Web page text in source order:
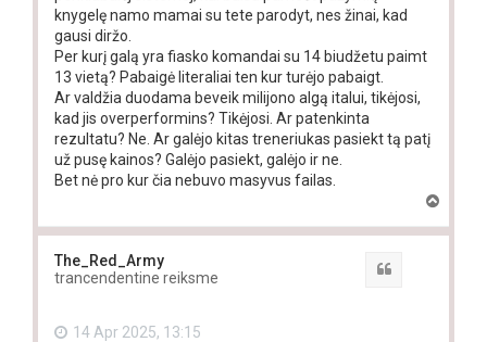
knygelę namo mamai su tete parodyt, nes žinai, kad
gausi diržo.
Per kurį galą yra fiasko komandai su 14 biudžetu paimt
13 vietą? Pabaigė literaliai ten kur turėjo pabaigt.
Ar valdžia duodama beveik milijono algą italui, tikėjosi,
kad jis overperformins? Tikėjosi. Ar patenkinta
rezultatu? Ne. Ar galėjo kitas treneriukas pasiekt tą patį
už pusę kainos? Galėjo pasiekt, galėjo ir ne.
Bet nė pro kur čia nebuvo masyvus failas.
p
The_Red_Army
trancendentine reiksme
14 Apr 2025, 13:15